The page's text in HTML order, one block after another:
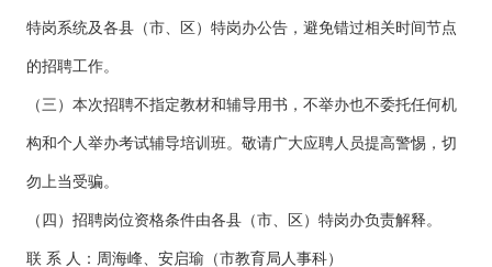
特岗系统及各县（市、区）特岗办公告，避免错过相关时间节点
的招聘工作。
（三）本次招聘不指定教材和辅导用书，不举办也不委托任何机
构和个人举办考试辅导培训班。敬请广大应聘人员提高警惕，切
勿上当受骗。
（四）招聘岗位资格条件由各县（市、区）特岗办负责解释。
联 系 人：周海峰、安启瑜（市教育局人事科）